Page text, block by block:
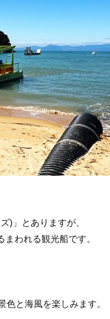
)」とありますが、
われる観光船です。
と海風を楽しみます。